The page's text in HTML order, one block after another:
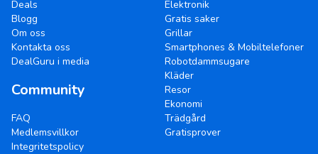
Deals
Blogg
Om oss
Kontakta oss
DealGuru i media
Community
FAQ
Medlemsvillkor
Integritetspolicy
Elektronik
Gratis saker
Grillar
Smartphones & Mobiltelefoner
Robotdammsugare
Kläder
Resor
Ekonomi
Trädgård
Gratisprover